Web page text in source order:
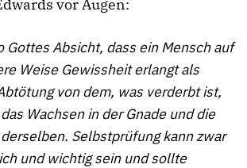
vor Augen:
Gottes Absicht, dass ein Mensch auf
Weise Gewissheit erlangt als
von dem, was verderbt ist,
Wachsen in der Gnade und die
Selbstprüfung kann zwar
und wichtig sein und sollte